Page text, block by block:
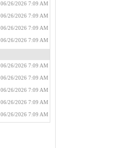
06/26/2026 7:09 AM
06/26/2026 7:09 AM
06/26/2026 7:09 AM
06/26/2026 7:09 AM
06/26/2026 7:09 AM
06/26/2026 7:09 AM
06/26/2026 7:09 AM
06/26/2026 7:09 AM
06/26/2026 7:09 AM